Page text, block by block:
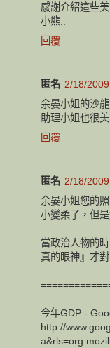
感謝介紹這些
小熊..
回覆
匿名 2/18/
余晏小姐的沙
助理小姐也很美
回覆
匿名 2/18/
余晏小姐您的
小變柔了，但
當政治人物的
真的眼神』才
今年GDP -
http://